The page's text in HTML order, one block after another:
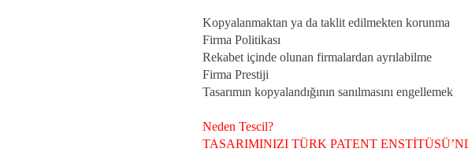
Kopyalanmaktan ya da taklit edilmekten korunma
Firma Politikası
Rekabet içinde olunan firmalardan ayrılabilme
Firma Prestiji
Tasarımın kopyalandığının sanılmasını engellemek
Neden Tescil?
TASARIMINIZI TÜRK PATENT